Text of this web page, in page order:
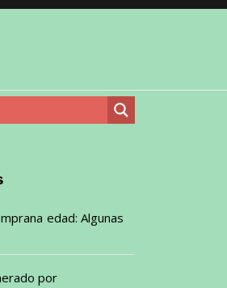
edad: Algunas
por